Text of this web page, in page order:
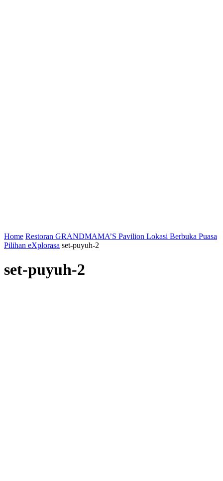
Home Restoran GRANDMAMA’S Pavilion Lokasi Berbuka Puasa
Pilihan eXplorasa set-puyuh-2
set-puyuh-2